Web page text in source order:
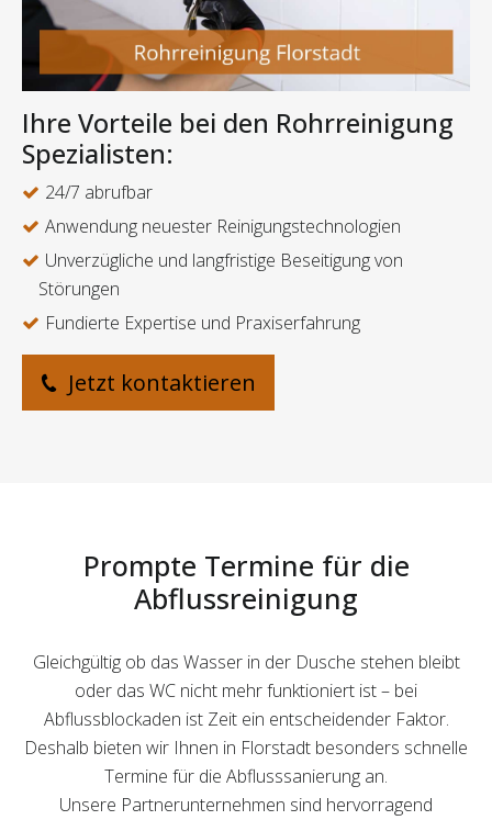
Ihre Vorteile bei den Rohrreinigung
Spezialisten:
24/7 abrufbar
Anwendung neuester Reinigungstechnologien
Unverzügliche und langfristige Beseitigung von
Störungen
Fundierte Expertise und Praxiserfahrung
Jetzt kontaktieren
Prompte Termine für die
Abflussreinigung
Gleichgültig ob das Wasser in der Dusche stehen bleibt
oder das WC nicht mehr funktioniert ist – bei
Abflussblockaden ist Zeit ein entscheidender Faktor.
Deshalb bieten wir Ihnen in Florstadt besonders schnelle
Termine für die Abflusssanierung an.
Unsere Partnerunternehmen sind hervorragend